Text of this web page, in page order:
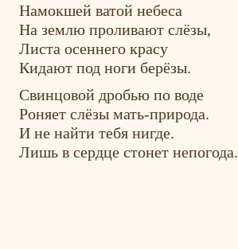
Намокшей ватой небеса
На землю проливают слёзы,
Листа осеннего красу
Кидают под ноги берёзы.
Свинцовой дробью по воде
Роняет слёзы мать-природа.
И не найти тебя нигде.
Лишь в сердце стонет непогода.